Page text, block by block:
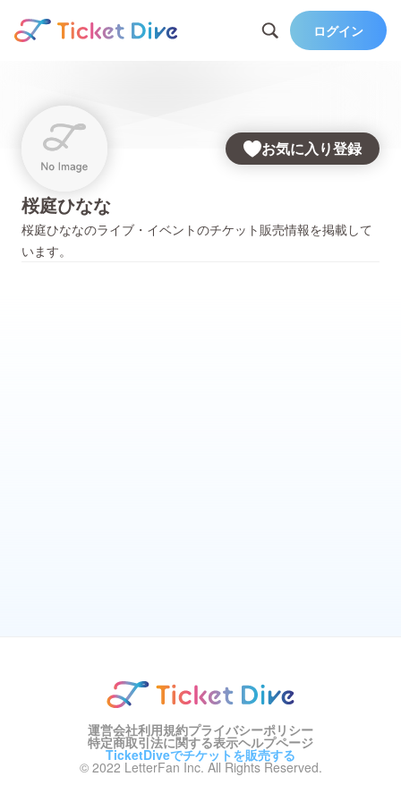
ログイン
お気に入り登録
桜庭ひなな
桜庭ひななのライブ・イベントのチケット販売情報を掲載して
います。
運営会社利用規約プライバシーポリシー
特定商取引法に関する表示ヘルプページ
TicketDiveでチケットを販売する
© 2022 LetterFan Inc. All Rights Reserved.